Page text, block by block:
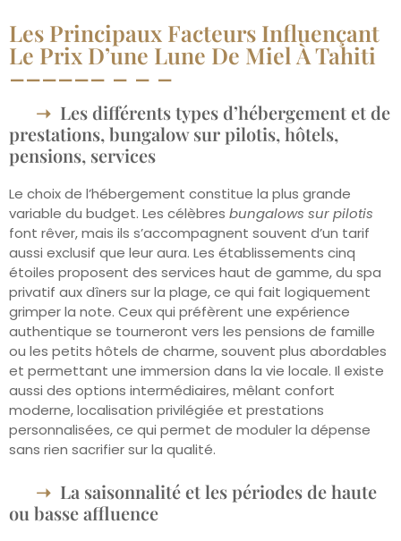
Les Principaux Facteurs Influençant
Le Prix D’une Lune De Miel À Tahiti
Les différents types d’hébergement et de
prestations, bungalow sur pilotis, hôtels,
pensions, services
Le choix de l’hébergement constitue la plus grande
variable du budget. Les célèbres bungalows sur pilotis
font rêver, mais ils s’accompagnent souvent d’un tarif
aussi exclusif que leur aura. Les établissements cinq
étoiles proposent des services haut de gamme, du spa
privatif aux dîners sur la plage, ce qui fait logiquement
grimper la note. Ceux qui préfèrent une expérience
authentique se tourneront vers les pensions de famille
ou les petits hôtels de charme, souvent plus abordables
et permettant une immersion dans la vie locale. Il existe
aussi des options intermédiaires, mêlant confort
moderne, localisation privilégiée et prestations
personnalisées, ce qui permet de moduler la dépense
sans rien sacrifier sur la qualité.
La saisonnalité et les périodes de haute
ou basse affluence